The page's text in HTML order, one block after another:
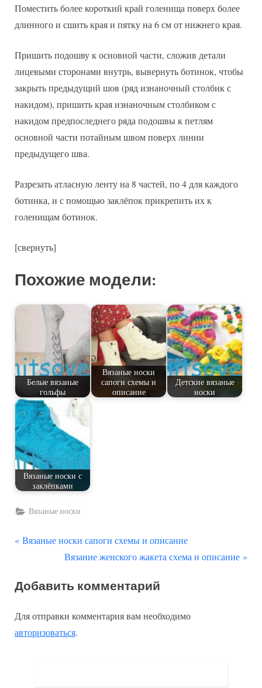
Поместить более короткий край голенища поверх более
длинного и сшить края и пятку на 6 см от нижнего края.
Пришить подошву к основной части, сложив детали
лицевыми сторонами внутрь, вывернуть ботинок, чтобы
закрыть предыдущий шов (ряд изнаночный столбик с
накидом), пришить края изнаночным столбиком с
накидом предпоследнего ряда подошвы к петлям
основной части потайным швом поверх линии
предыдущего шва.
Разрезать атласную ленту на 8 частей, по 4 для каждого
ботинка, и с помощью заклёпок прикрепить их к
голенищам ботинок.
[свернуть]
Похожие модели:
Белые вязаные
гольфы
Вязаные носки
сапоги схемы и
описание
Детские вязаные
носки
Вязаные носки с
заклёпками
Вязаные носки
Навигация
записям
П
д
д
у
Вязаные носки сапоги схемы и описание
С
е
у
ю
Вязание женского жакета схема и описание
Добавить комментарий
Для отправки комментария вам необходимо
авторизоваться.